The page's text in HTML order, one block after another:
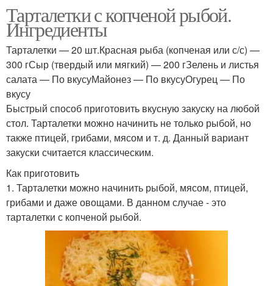
Тарталетки с копченой рыбой.
Ингредиенты
Тарталетки — 20 шт.Красная рыба (копченая или с/с) —
300 гСыр (твердый или мягкий) — 200 гЗелень и листья
салата — По вкусуМайонез — По вкусуОгурец — По
вкусу
Быстрый способ приготовить вкусную закуску на любой
стол. Тарталетки можно начинить не только рыбой, но
также птицей, грибами, мясом и т. д. Данный вариант
закуски считается классическим.
Как приготовить
1. Тарталетки можно начинить рыбой, мясом, птицей,
грибами и даже овощами. В данном случае - это
тарталетки с копченой рыбой.